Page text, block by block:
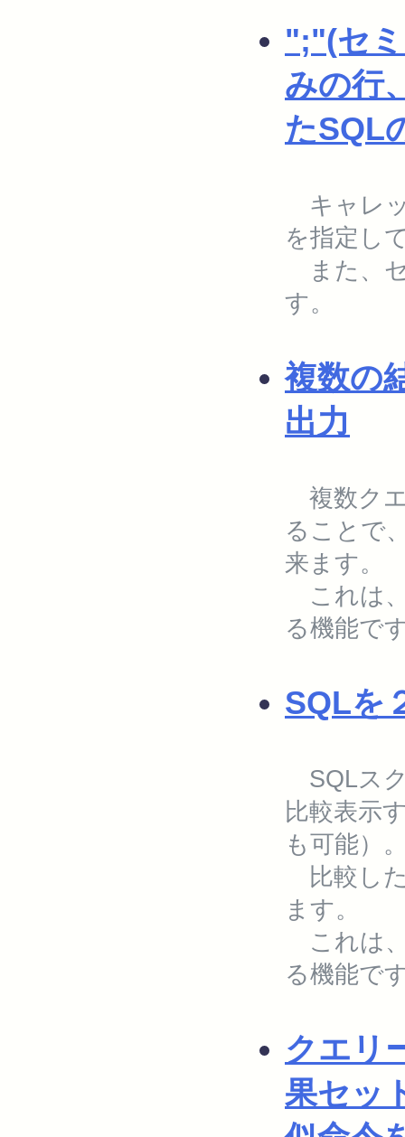
";"(セ
みの行
たSQL
キャレ
を指定し
また、
す。
複数の
出力
複数ク
ることで
来ます。
これは
る機能で
SQLを
SQLス
比較表示
も可能）
比較し
ます。
これは
る機能で
クエリ
果セッ